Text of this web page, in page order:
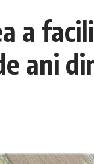
a
ani